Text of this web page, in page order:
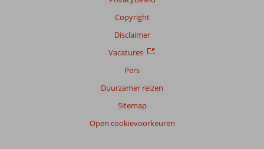
Copyright
Disclaimer
Vacatures
Pers
Duurzamer reizen
Sitemap
Open cookievoorkeuren